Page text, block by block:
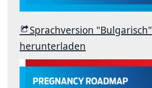
Sprachversion "Bulgarisch"
herunterladen